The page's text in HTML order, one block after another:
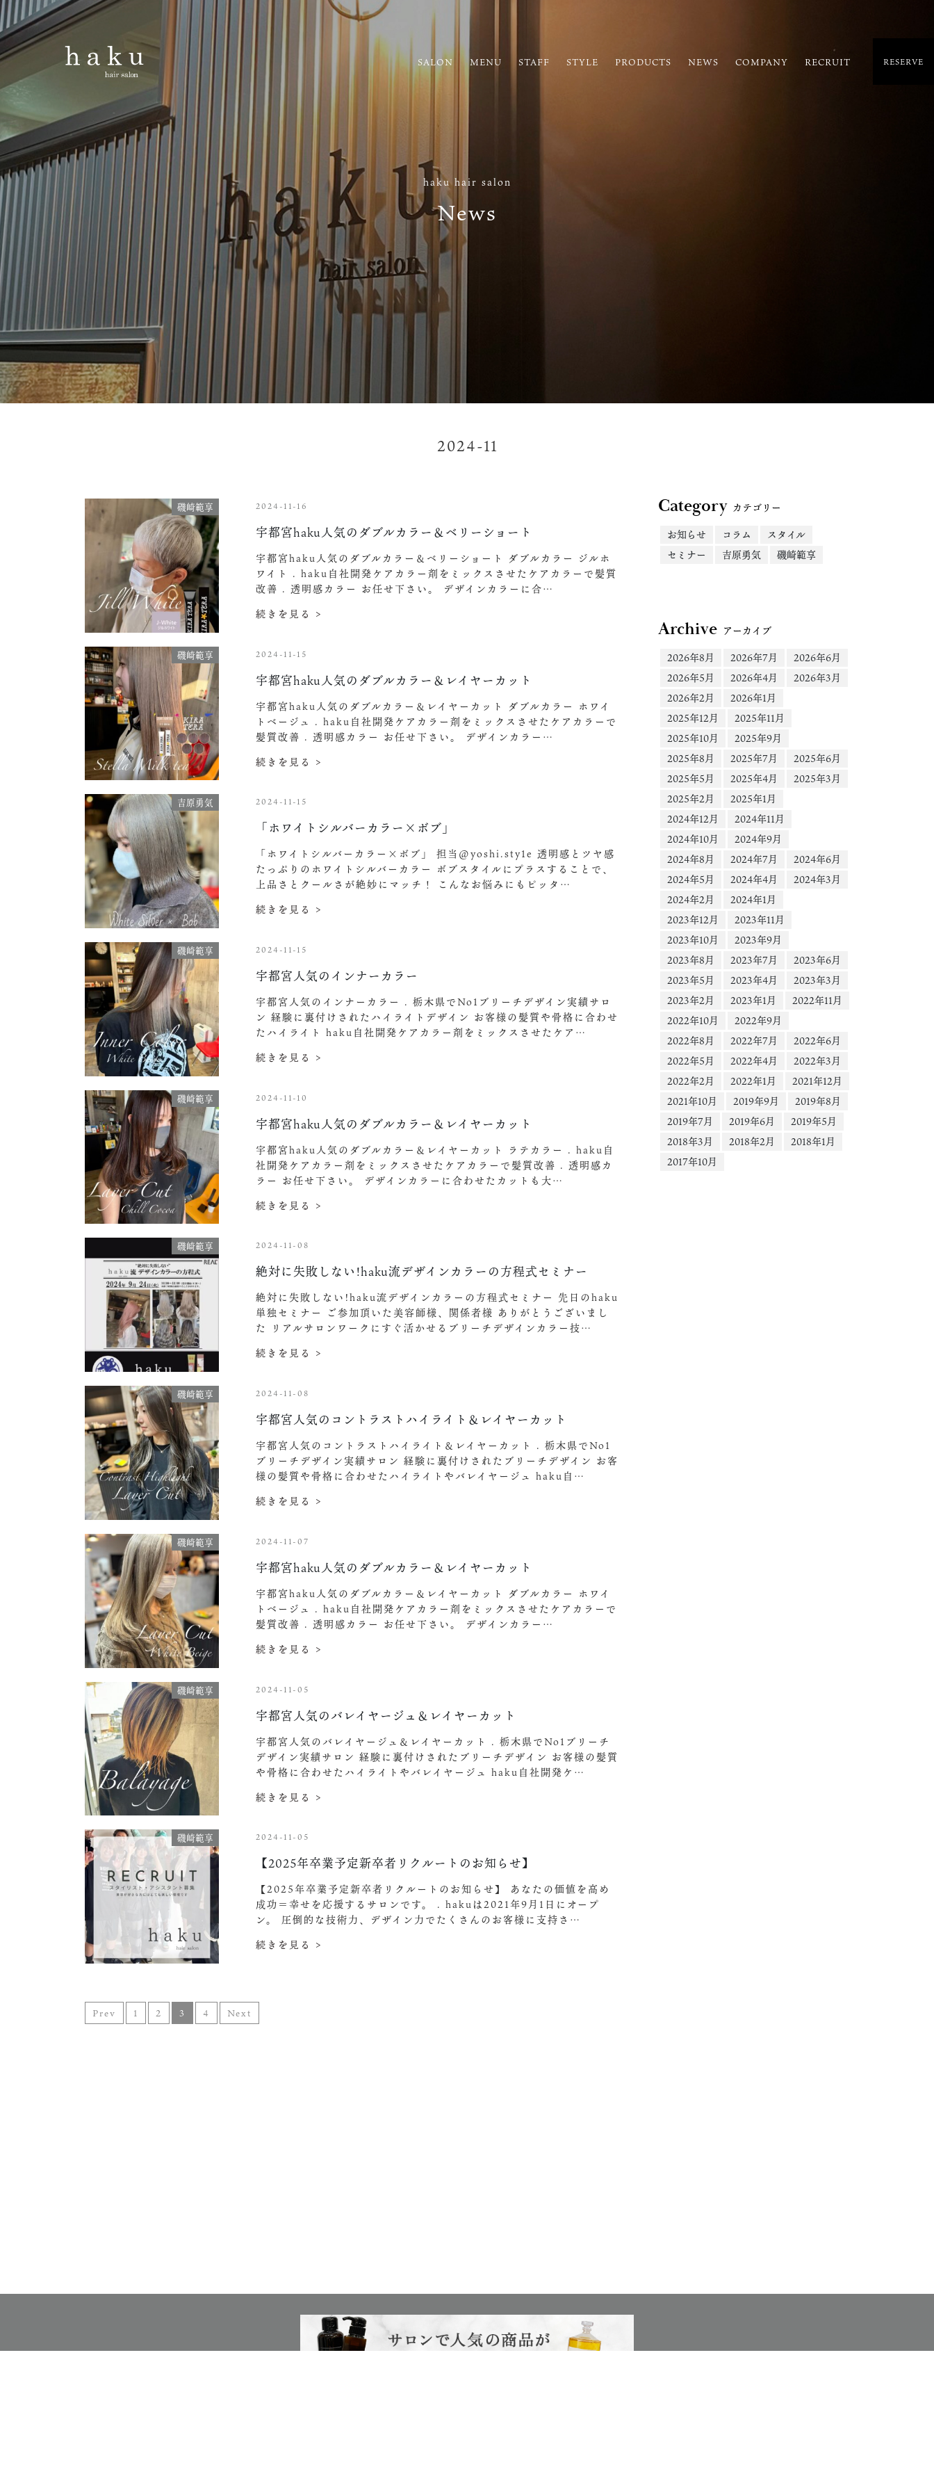
haku hair salon
News
SALON MENU STAFF STYLE PRODUCTS NEWS COMPANY RECRUIT RESERVE
2024-11
磯崎範享 2024-11-16
宇都宮haku人気のダブルカラー＆ベリーショート
宇都宮haku人気のダブルカラー＆ベリーショート ダブルカラー ジルホ
ワイト . haku自社開発ケアカラー剤をミックスさせたケアカラーで髪質
改善 . 透明感カラー お任せ下さい。 デザインカラーに合…
続きを見る >
磯崎範享 2024-11-15
宇都宮haku人気のダブルカラー＆レイヤーカット
宇都宮haku人気のダブルカラー＆レイヤーカット ダブルカラー ホワイ
トベージュ . haku自社開発ケアカラー剤をミックスさせたケアカラーで
髪質改善 . 透明感カラー お任せ下さい。 デザインカラー…
続きを見る >
吉原勇気 2024-11-15
「ホワイトシルバーカラー×ボブ」
「ホワイトシルバーカラー×ボブ」 担当@yoshi.sty1e 透明感とツヤ感
たっぷりのホワイトシルバーカラー ボブスタイルにプラスすることで、
上品さとクールさが絶妙にマッチ！ こんなお悩みにもピッタ…
続きを見る >
磯崎範享 2024-11-15
宇都宮人気のインナーカラー
宇都宮人気のインナーカラー . 栃木県でNo1ブリーチデザイン実績サロ
ン 経験に裏付けされたハイライトデザイン お客様の髪質や骨格に合わせ
たハイライト haku自社開発ケアカラー剤をミックスさせたケア…
続きを見る >
磯崎範享 2024-11-10
宇都宮haku人気のダブルカラー＆レイヤーカット
宇都宮haku人気のダブルカラー＆レイヤーカット ラテカラー . haku自
社開発ケアカラー剤をミックスさせたケアカラーで髪質改善 . 透明感カ
ラー お任せ下さい。 デザインカラーに合わせたカットも大…
続きを見る >
磯崎範享 2024-11-08
絶対に失敗しない!haku流デザインカラーの方程式セミナー
絶対に失敗しない!haku流デザインカラーの方程式セミナー 先日のhaku
単独セミナー ご参加頂いた美容師様、関係者様 ありがとうございまし
た リアルサロンワークにすぐ活かせるブリーチデザインカラー技…
続きを見る >
磯崎範享 2024-11-08
宇都宮人気のコントラストハイライト＆レイヤーカット
宇都宮人気のコントラストハイライト＆レイヤーカット . 栃木県でNo1
ブリーチデザイン実績サロン 経験に裏付けされたブリーチデザイン お客
様の髪質や骨格に合わせたハイライトやバレイヤージュ haku自…
続きを見る >
磯崎範享 2024-11-07
宇都宮haku人気のダブルカラー＆レイヤーカット
宇都宮haku人気のダブルカラー＆レイヤーカット ダブルカラー ホワイ
トベージュ . haku自社開発ケアカラー剤をミックスさせたケアカラーで
髪質改善 . 透明感カラー お任せ下さい。 デザインカラー…
続きを見る >
磯崎範享 2024-11-05
宇都宮人気のバレイヤージュ＆レイヤーカット
宇都宮人気のバレイヤージュ＆レイヤーカット . 栃木県でNo1ブリーチ
デザイン実績サロン 経験に裏付けされたブリーチデザイン お客様の髪質
や骨格に合わせたハイライトやバレイヤージュ haku自社開発ケ…
続きを見る >
磯崎範享 2024-11-05
【2025年卒業予定新卒者リクルートのお知らせ】
【2025年卒業予定新卒者リクルートのお知らせ】 あなたの価値を高め
成功＝幸せを応援するサロンです。 . hakuは2021年9月1日にオープ
ン。 圧倒的な技術力、デザイン力でたくさんのお客様に支持さ…
続きを見る >
Categoryカテゴリー
お知らせ
コラム
スタイル
セミナー
吉原勇気 磯崎範享
Archive アーカイブ
2026年8月
2026年7月
2026年6月
2026年5月
2026年4月
2026年3月
2026年2月
2026年1月
2025年12月
2025年11月
2025年10月
2025年9月
2025年8月
2025年7月
2025年6月
2025年5月
2025年4月
2025年3月
2025年2月
2025年1月
2024年12月
2024年11月
2024年10月
2024年9月
2024年8月
2024年7月
2024年6月
2024年5月
2024年4月
2024年3月
2024年2月
2024年1月
2023年12月
2023年11月
2023年10月
2023年9月
2023年8月
2023年7月
2023年6月
2023年5月
2023年4月
2023年3月
2023年2月
2023年1月
2022年11月
2022年10月
2022年9月
2022年8月
2022年7月
2022年6月
2022年5月
2022年4月
2022年3月
2022年2月
2022年1月
2021年12月
2021年10月
2019年9月
2019年8月
2019年7月
2019年6月
2019年5月
2018年3月
2018年2月
2018年1月
2017年10月
Prev 1 2 3 4 Next